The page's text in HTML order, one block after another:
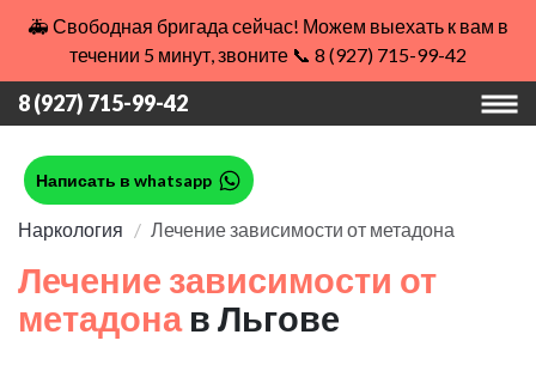
🚑 Свободная бригада сейчас! Можем выехать к вам в
течении 5 минут, звоните 📞 8 (927) 715-99-42
8 (927) 715-99-42
Написать в whatsapp
Наркология Лечение зависимости от метадона
Лечение зависимости от
метадона в Льгове